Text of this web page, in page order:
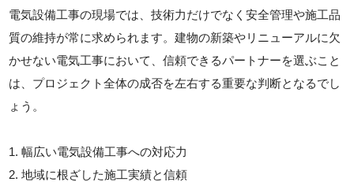
電気設備工事の現場では、技術力だけでなく安全管理や施工品
質の維持が常に求められます。建物の新築やリニューアルに欠
かせない電気工事において、信頼できるパートナーを選ぶこと
は、プロジェクト全体の成否を左右する重要な判断となるでし
ょう。
1. 幅広い電気設備工事への対応力
2. 地域に根ざした施工実績と信頼